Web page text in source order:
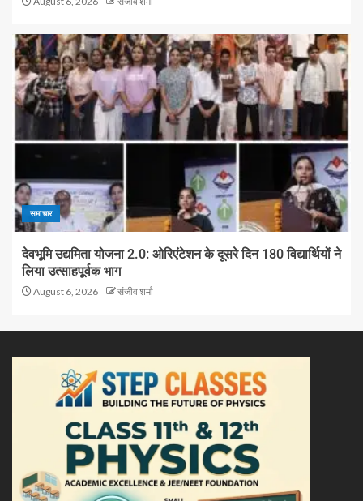
समाचार
देवभूमि उद्यमिता योजना 2.0: ओरिएंटेशन के दूसरे दिन 180 विद्यार्थियों ने
लिया उत्साहपूर्वक भाग
August 6, 2026 संजीव शर्मा